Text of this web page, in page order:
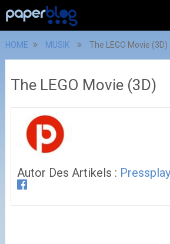
HOME MUSIK The LEGO Movie (3D)
The LEGO Movie (3D)
Autor Des Artikels :